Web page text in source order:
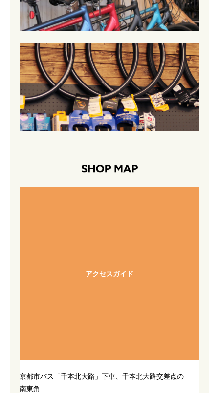
アクセスガイド
京都市バス「千本北大路」下車、千本北大路交差点の
南東角